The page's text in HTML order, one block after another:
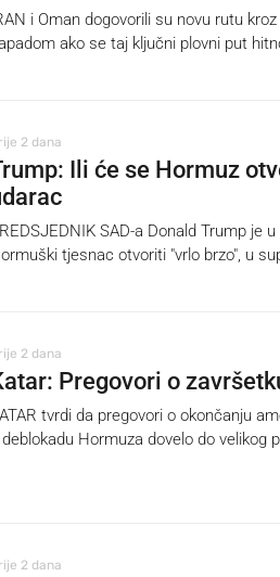
i Oman dogovorili su novu rutu
ako se taj ključni plovni put
2 dana
Ili će se Hormuz
SAD-a Donald Trump je
tjesnac otvoriti "vrlo brzo", u
2 dana
Pregovori o
tvrdi da pregovori o okončanju
deblokadu Hormuza dovelo do velikog
2 dana